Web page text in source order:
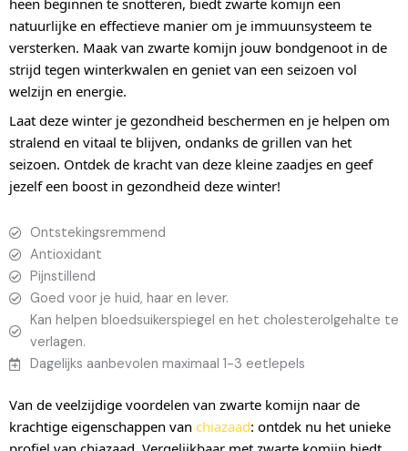
natuurlijke en effectieve manier om je immuunsysteem te
versterken. Maak van zwarte komijn jouw bondgenoot in de
strijd tegen winterkwalen en geniet van een seizoen vol
welzijn en energie.
Laat deze winter je gezondheid beschermen en je helpen om
stralend en vitaal te blijven, ondanks de grillen van het
seizoen. Ontdek de kracht van deze kleine zaadjes en geef
jezelf een boost in gezondheid deze winter!
Ontstekingsremmend
Antioxidant
Pijnstillend
Goed voor je huid, haar en lever.
Kan helpen bloedsuikerspiegel en het cholesterolgehalte te
verlagen.
Dagelijks aanbevolen maximaal 1-3 eetlepels
Van de veelzijdige voordelen van zwarte komijn naar de
krachtige eigenschappen van chiazaad: ontdek nu het unieke